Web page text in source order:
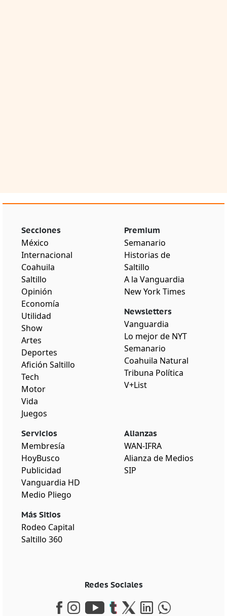
Secciones
México
Internacional
Coahuila
Saltillo
Opinión
Economía
Utilidad
Show
Artes
Deportes
Afición Saltillo
Tech
Motor
Vida
Juegos
Premium
Semanario
Historias de
Saltillo
A la Vanguardia
New York Times
Newsletters
Vanguardia
Lo mejor de NYT
Semanario
Coahuila Natural
Tribuna Política
V+List
Servicios
Membresía
HoyBusco
Publicidad
Vanguardia HD
Medio Pliego
Más Sitios
Rodeo Capital
Saltillo 360
Alianzas
WAN-IFRA
Alianza de Medios
SIP
Redes Sociales